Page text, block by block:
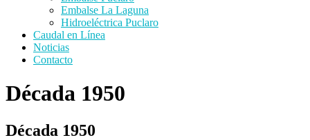
Embalse La Laguna
Hidroeléctrica Puclaro
Caudal en Línea
Noticias
Contacto
Década 1950
Década 1950